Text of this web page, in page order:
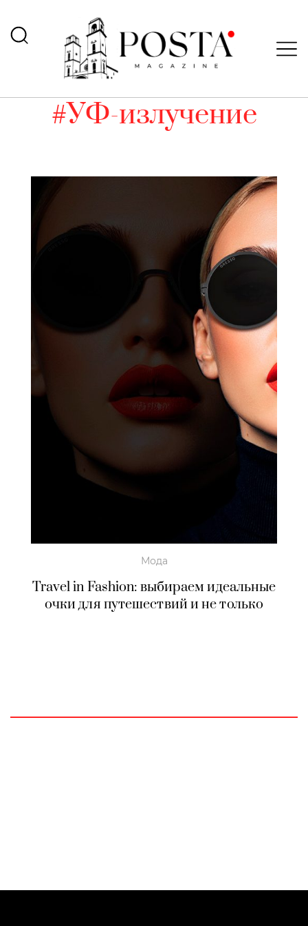
#УФ-излучение
Мода
Travel in Fashion: выбираем идеальные
очки для путешествий и не только